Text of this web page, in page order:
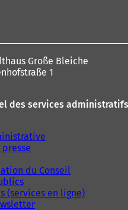
Große Bleiche
1
des services administratifs
du Conseil
(services en ligne)